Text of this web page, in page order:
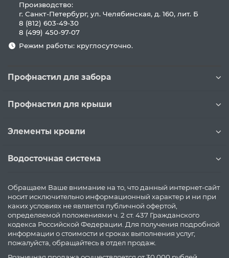
Производство:
г. Санкт-Петербург, ул. Челябинская, д. 160, лит. Б
8 (812) 603-49-30
8 (499) 450-97-07
Режим работы: круглосуточно.
Профнастил для забора
Профнастил для крыши
Элементы кровли
Водосточная система
Обращаем Ваше внимание на то, что данный интернет-сайт
носит исключительно информационный характер и ни при
каких условиях не является публичной офертой,
определяемой положениями ч. 2 ст. 437 Гражданского
кодекса Российской Федерации. Для получения подробной
информации о стоимости и сроках выполнения услуг,
пожалуйста, обращайтесь в отдел продаж.